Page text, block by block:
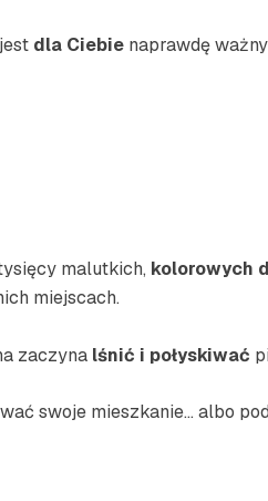
dla Ciebie naprawdę
malutkich, kolorowych
miejscach.
zaczyna lśnić i połyskiwać
swoje mieszkanie… albo